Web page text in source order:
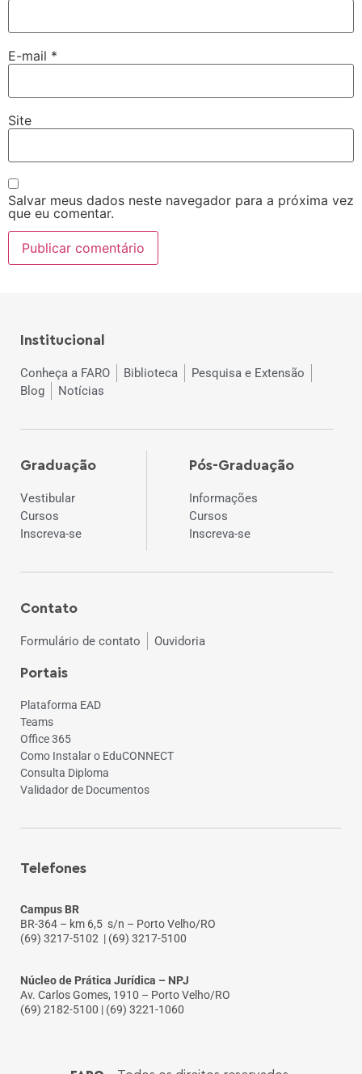
E-mail *
Site
Salvar meus dados neste navegador para a próxima vez
que eu comentar.
Institucional
Conheça a FARO Biblioteca
Pesquisa e Extensão
Blog
Notícias
Graduação
Vestibular
Cursos
Inscreva-se
Pós-Graduação
Informações
Cursos
Inscreva-se
Contato
Formulário de contato Ouvidoria
Portais
Plataforma EAD
Teams
Office 365
Como Instalar o EduCONNECT
Consulta Diploma
Validador de Documentos
Telefones
Campus BR
BR-364 – km 6,5 s/n – Porto Velho/RO
(69) 3217-5102 | (69) 3217-5100
Núcleo de Prática Jurídica – NPJ
Av. Carlos Gomes, 1910 – Porto Velho/RO
(69) 2182-5100 | (69) 3221-1060